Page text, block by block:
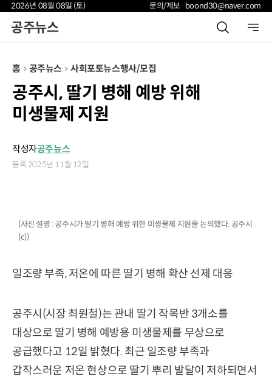
2026년 08월 08일 (토) 문의/제보 boond30@naver.com
공주뉴스
홈 공주뉴스 사회포토뉴스행사/모집
공주시, 딸기 병해 예방 위해
미생물제 지원
작성자공주뉴스
등록 2025년 11월 12일
(사진 설명 : 공주시가 딸기 병해 예방 위한 미생물제 지원을 논의했다. 공주시
(c))
일조량 부족, 저온에 따른 딸기 병해 확산 선제 대응
공주시(시장 최원철)는 관내 딸기 작목반 3개소를
대상으로 딸기 병해 예방용 미생물제를 무상으로
공급했다고 12일 밝혔다. 최근 일조량 부족과
갑작스러운 저온 현상으로 딸기 뿌리 발달이 저하되면서